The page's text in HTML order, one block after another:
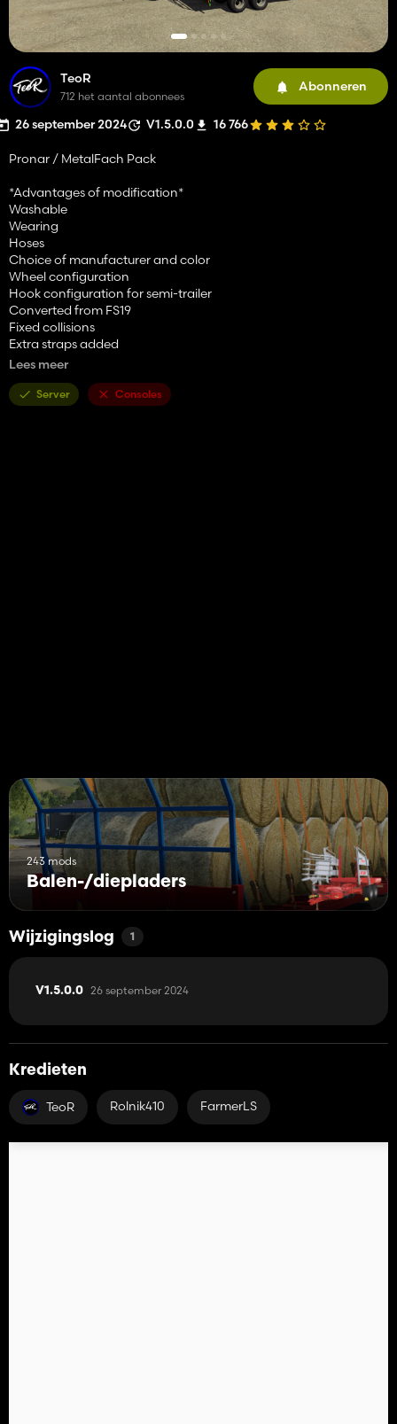
TeoR
712 het aantal abonnees
Abonneren
26 september 2024 V1.5.0.0 16 766
Pronar / MetalFach Pack
*Advantages of modification*
Washable
Wearing
Hoses
Choice of manufacturer and color
Wheel configuration
Hook configuration for semi-trailer
Converted from FS19
Fixed collisions
Extra straps added
Added numbers
*Modification Author*
Lees meer
Server Consoles
243 mods
Balen-/diepladers
Wijzigingslog 1
V1.5.0.0 26 september 2024
Kredieten
TeoR Rolnik410 FarmerLS